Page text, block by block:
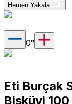
Hemen Yakala
0°
Eti Burçak
Bisküvi